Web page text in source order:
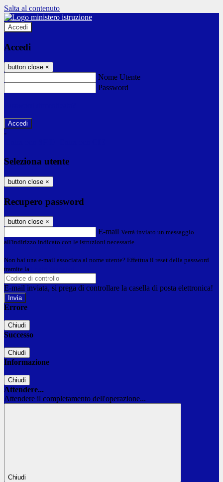
Salta al contenuto
Accedi
Accedi
button close ×
Nome Utente
Password
-
Seleziona utente
button close ×
Recupero password
button close ×
E-mail Verrà inviato un messaggio
all'indirizzo indicato con le istruzioni necessarie.
Non hai una e-mail associata al nome utente? Effettua il reset della password
tramite la
E-mail inviata, si prega di controllare la casella di posta elettronica!
Errore
Chiudi
Successo
Chiudi
Informazione
Chiudi
Attendere...
Attendere il completamento dell'operazione...
Chiudi